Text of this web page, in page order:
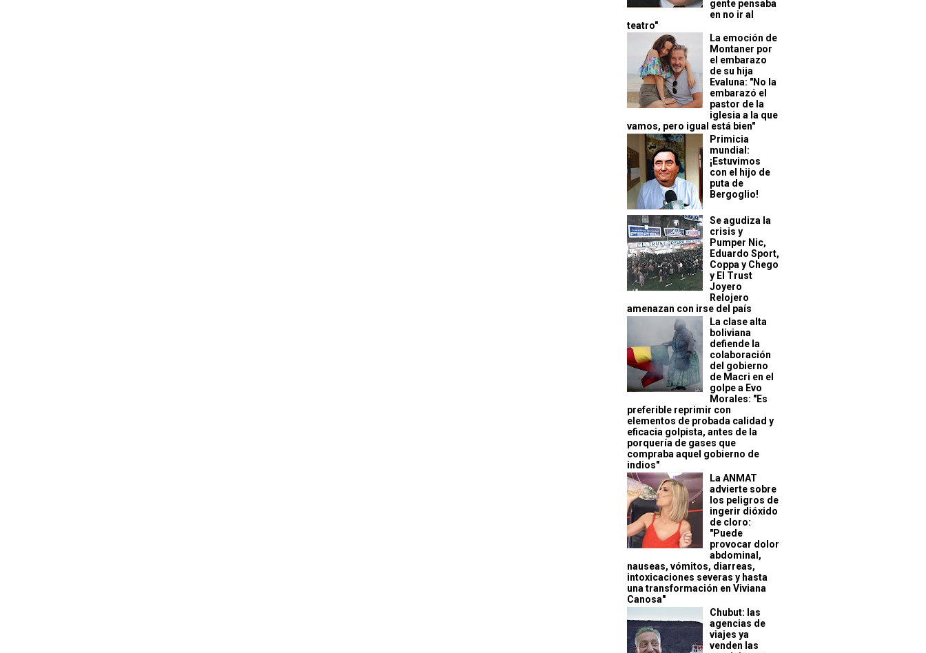
gente pensaba
en no ir al
teatro"
La emoción de
Montaner por
el embarazo
de su hija
Evaluna: "No la
embarazó el
pastor de la
iglesia a la que
vamos, pero igual está bien"
Primicia
mundial:
¡Estuvimos
con el hijo de
puta de
Bergoglio!
Se agudiza la
crisis y
Pumper Nic,
Eduardo Sport,
Coppa y Chego
y El Trust
Joyero
Relojero
amenazan con irse del país
La clase alta
boliviana
defiende la
colaboración
del gobierno
de Macri en el
golpe a Evo
Morales: "Es
preferible reprimir con
elementos de probada calidad y
eficacia golpista, antes de la
porquería de gases que
compraba aquel gobierno de
indios"
La ANMAT
advierte sobre
los peligros de
ingerir dióxido
de cloro:
"Puede
provocar dolor
abdominal,
nauseas, vómitos, diarreas,
intoxicaciones severas y hasta
una transformación en Viviana
Canosa"
Chubut: las
agencias de
viajes ya
venden las